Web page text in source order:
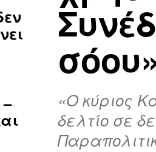
«Ο κύριος
δελτίο σε